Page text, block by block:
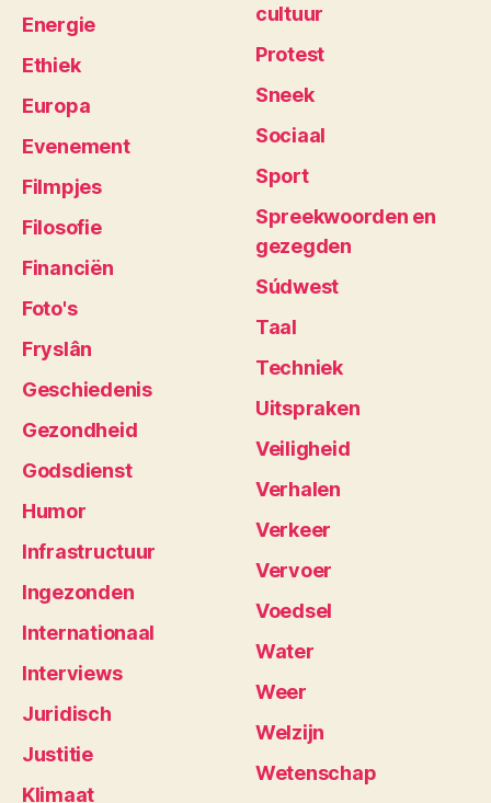
Energie
Ethiek
Europa
Evenement
Filmpjes
Filosofie
Financiën
Foto's
Fryslân
Geschiedenis
Gezondheid
Godsdienst
Humor
Infrastructuur
Ingezonden
Internationaal
Interviews
Juridisch
Justitie
Klimaat
cultuur
Protest
Sneek
Sociaal
Sport
Spreekwoorden en
gezegden
Súdwest
Taal
Techniek
Uitspraken
Veiligheid
Verhalen
Verkeer
Vervoer
Voedsel
Water
Weer
Welzijn
Wetenschap